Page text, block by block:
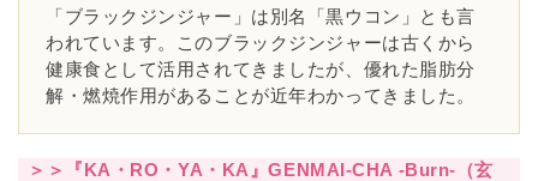
「ブラックジンジャー」は別名「黒ウコン」とも言
われています。このブラックジンジャーは古くから
健康食として活用されてきましたが、優れた脂肪分
解・燃焼作用があることが近年わかってきました。
＞＞『KA・RO・YA・KA』GENMAI-CHA -Burn-（玄